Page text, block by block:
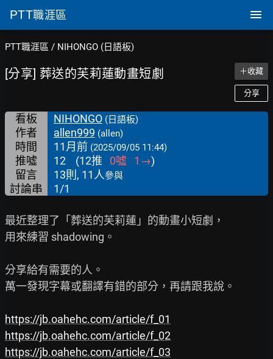
PTT職涯區
PTT職涯區 / NIHONGO (日語板)
[分享] 葬送的芙莉蓮動畫短劇 ＋收藏
分享
看板 NIHONGO (日語板)
作者 allen999 (allen)
時間 11月前 (2025/09/05 11:44)
推噓 12 (12推 0噓 1 →)
留言
13則, 11人參與
討論串 1/1
最近整理了「葬送的芙莉蓮」的動畫小短劇，
用來練習 shadowing。
分享給有需要的人。
萬一發現字幕或翻譯有錯的部分，再請跟我說。
https://jb.oahehc.com/article/f_01
https://jb.oahehc.com/article/f_02
https://jb.oahehc.com/article/f_03